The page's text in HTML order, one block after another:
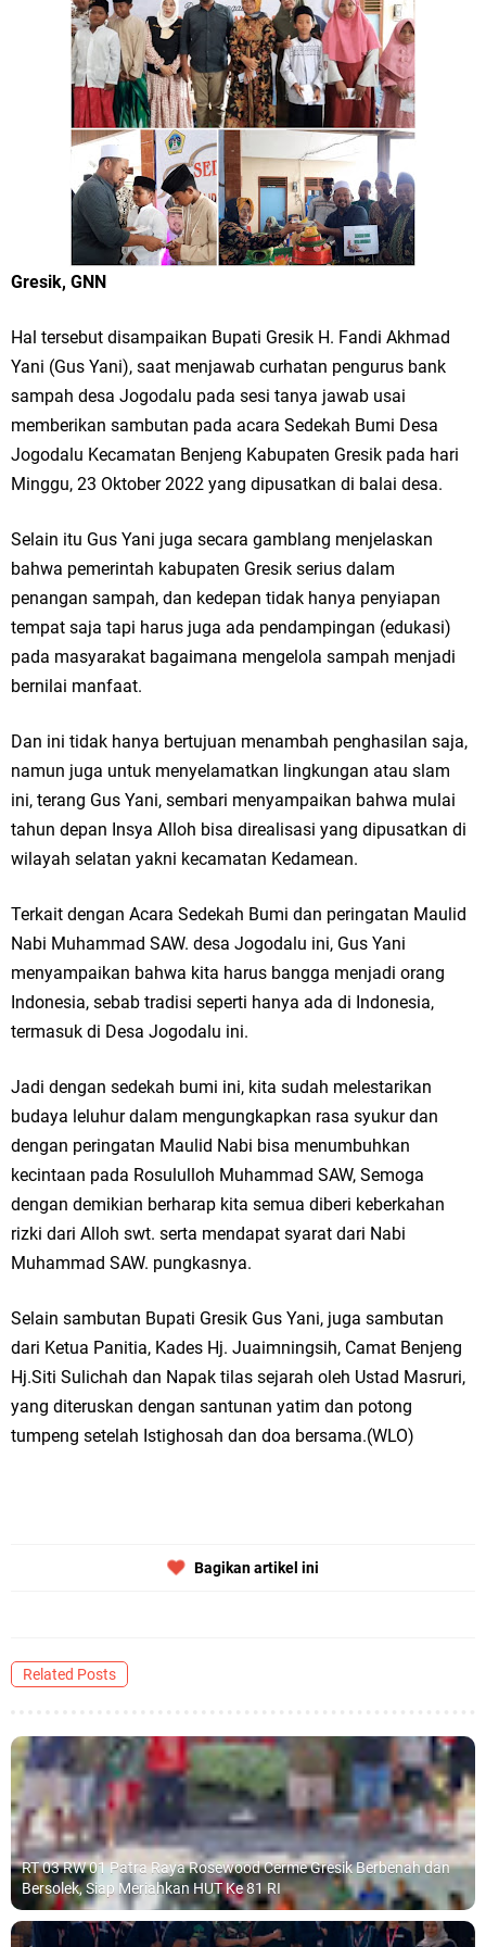
Tumpeng Nasi Krawu Pecahkan Rekor MURI, KWGe Angkat Kuliner
Gresik ke Panggung Dunia
FOZ Jatim, BAZNAS, dan Kemenag Salurkan 22.456 Bingkisan Lebaran
Yatim Serentak di Berbagai Daerah di Jawa Timur
Bupati Gresik Gus Yani Resmikan Kantor Desa Sidoraharjo: Simbol
Komitmen Pelayanan Publik dan Kepedulian Sosial
JKNN
yang Terus Istiqomah
1448 H dengan Doa Kedamaian
Wakil Ketua DPRD Gresik Mujid Riduan Sampaikan Doa dan Harapan di
Tahun Baru Islam 1448 H
Selamat Tahun Baru Islam 1 Muharram 1448 H: Pesan Hijrah Drs. H.
Husnul Aqib, M.M. untuk Negeri
PDUF MUI Jatim Gelar Doa Awal Tahun Hijriah, Teguhkan Optimisme
Menuju Indonesia Emas 2045
Reses Anggota DPRD Jabar M. Rizky di Desa Cibitung Wetan: Serap
Aspirasi Petani dan Warga
Jakarta
dan Ibu Hamil Narasi
Zakat Produktif Dorong Kemandirian UMKM, LAZISNU Kedamean Bantu
Kembangkan Warung Bu Wiwik
Karang Taruna Gresik Perkuat Ekonomi Lewat Pemanfaatan Gedung C
Nila Yani Apresiasi Launching Komunitas Gowes dan Pasar Ahad
Jajanan Jadul di Ecopark Randuagung
Takmir Masjid KH Robbach Ma’sum Gelar Penyembelihan Hewan
RT 03 RW 01 Patra Raya Rosewood Cerme Gresik Berbenah dan
Bersolek, Siap Meriahkan HUT Ke 81 RI
Kamis, 6 Agustus
Gresik, GNN
Hal tersebut disampaikan Bupati Gresik H. Fandi Akhmad
Yani (Gus Yani), saat menjawab curhatan pengurus bank
sampah desa Jogodalu pada sesi tanya jawab usai
memberikan sambutan pada acara Sedekah Bumi Desa
Jogodalu Kecamatan Benjeng Kabupaten Gresik pada hari
Minggu, 23 Oktober 2022 yang dipusatkan di balai desa.
Selain itu Gus Yani juga secara gamblang menjelaskan
bahwa pemerintah kabupaten Gresik serius dalam
penangan sampah, dan kedepan tidak hanya penyiapan
tempat saja tapi harus juga ada pendampingan (edukasi)
pada masyarakat bagaimana mengelola sampah menjadi
bernilai manfaat.
Dan ini tidak hanya bertujuan menambah penghasilan saja,
namun juga untuk menyelamatkan lingkungan atau slam
ini, terang Gus Yani, sembari menyampaikan bahwa mulai
tahun depan Insya Alloh bisa direalisasi yang dipusatkan di
wilayah selatan yakni kecamatan Kedamean.
Terkait dengan Acara Sedekah Bumi dan peringatan Maulid
Nabi Muhammad SAW. desa Jogodalu ini, Gus Yani
menyampaikan bahwa kita harus bangga menjadi orang
Indonesia, sebab tradisi seperti hanya ada di Indonesia,
termasuk di Desa Jogodalu ini.
Jadi dengan sedekah bumi ini, kita sudah melestarikan
budaya leluhur dalam mengungkapkan rasa syukur dan
dengan peringatan Maulid Nabi bisa menumbuhkan
kecintaan pada Rosululloh Muhammad SAW, Semoga
dengan demikian berharap kita semua diberi keberkahan
rizki dari Alloh swt. serta mendapat syarat dari Nabi
Muhammad SAW. pungkasnya.
Selain sambutan Bupati Gresik Gus Yani, juga sambutan
dari Ketua Panitia, Kades Hj. Juaimningsih, Camat Benjeng
Hj.Siti Sulichah dan Napak tilas sejarah oleh Ustad Masruri,
yang diteruskan dengan santunan yatim dan potong
tumpeng setelah Istighosah dan doa bersama.(WLO)
Bagikan artikel ini
Related Posts
RT 03 RW 01 Patra Raya Rosewood Cerme Gresik Berbenah dan
Bersolek, Siap Meriahkan HUT Ke 81 RI